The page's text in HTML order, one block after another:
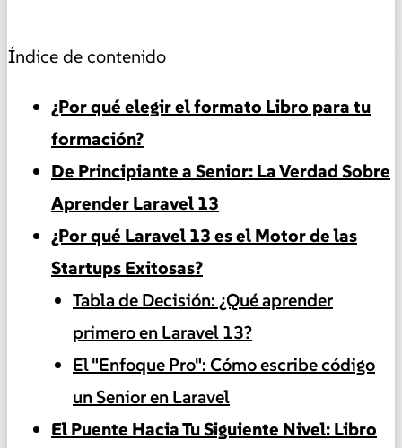
Índice de contenido
¿Por qué elegir el formato Libro para tu
formación?
De Principiante a Senior: La Verdad Sobre
Aprender Laravel 13
¿Por qué Laravel 13 es el Motor de las
Startups Exitosas?
Tabla de Decisión: ¿Qué aprender
primero en Laravel 13?
El "Enfoque Pro": Cómo escribe código
un Senior en Laravel
El Puente Hacia Tu Siguiente Nivel: Libro